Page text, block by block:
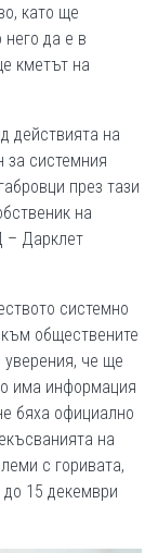
като ще
да е в
кметът на
действията на
за системния
през тази
на
– Дарклет
системно
обществените
уверения, че ще
има информация
бяха официално
на
с горивата,
15 декември